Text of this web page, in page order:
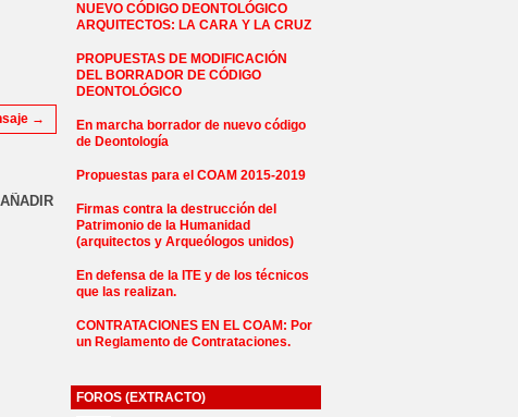
→
NUEVO CÓDIGO DEONTOLÓGICO
ARQUITECTOS: LA CARA Y LA CRUZ
PROPUESTAS DE MODIFICACIÓN
DEL BORRADOR DE CÓDIGO
DEONTOLÓGICO
En marcha borrador de nuevo código
de Deontología
Propuestas para el COAM 2015-2019
Firmas contra la destrucción del
Patrimonio de la Humanidad
(arquitectos y Arqueólogos unidos)
En defensa de la ITE y de los técnicos
que las realizan.
CONTRATACIONES EN EL COAM: Por
un Reglamento de Contrataciones.
FOROS (EXTRACTO)